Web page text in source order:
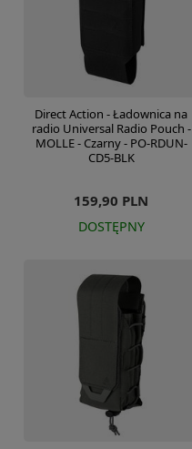
Direct Action - Ładownica na
radio Universal Radio Pouch -
MOLLE - Czarny - PO-RDUN-
CD5-BLK
159,90 PLN
DOSTĘPNY